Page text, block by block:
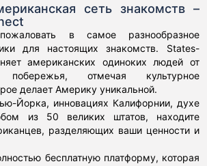
сеть знакомств –
в самое разнообразное
для настоящих знакомств. States-
американских одиноких людей от
отмечая культурное
делает Америку уникальной.
Йорка, инновациях Калифорнии, духе
из 50 великих штатов, находите
разделяющих ваши ценности и
бесплатную платформу, которая